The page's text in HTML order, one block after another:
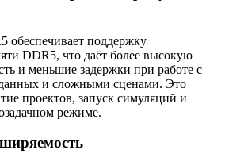
обеспечивает поддержку
DDR5, что даёт более высокую
и меньшие задержки при работе с
и сложными сценами. Это
проектов, запуск симуляций и
режиме.